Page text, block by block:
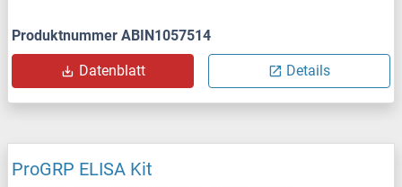
Produktnummer ABIN1057514
Datenblatt Details
ProGRP ELISA Kit